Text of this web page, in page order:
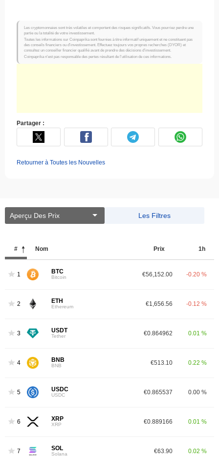
Les cryptomonnaies sont très volatiles et comportent des risques significatifs. Vous pourriez perdre une
partie ou la totalité de votre investissement.
Toutes les informations sur Coinpaprika sont fournies à titre informatif uniquement et ne constituent pas
des conseils financiers ou d'investissement. Effectuez toujours vos propres recherches (DYOR) et
consultez un conseiller financier qualifié avant de prendre des décisions d'investissement.
Coinpaprika n'est pas responsable des pertes résultant de l'utilisation de ces informations.
Partager :
Retourner à Toutes les Nouvelles
Aperçu Des Prix Les Filtres
# Nom Prix ​​ 1h
1 BTC
Bitcoin €56,152.00 -0.20 %
2 ETH
Ethereum €1,656.56 -0.12 %
3 USDT
Tether €0.864962 0.01 %
4 BNB
BNB €513.10 0.22 %
5 USDC
USDC €0.865537 0.00 %
6 XRP
XRP €0.889166 0.01 %
7 SOL
Solana €63.90 0.02 %